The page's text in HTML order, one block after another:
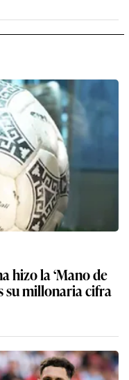
hizo la ‘Mano de
su millonaria cifra